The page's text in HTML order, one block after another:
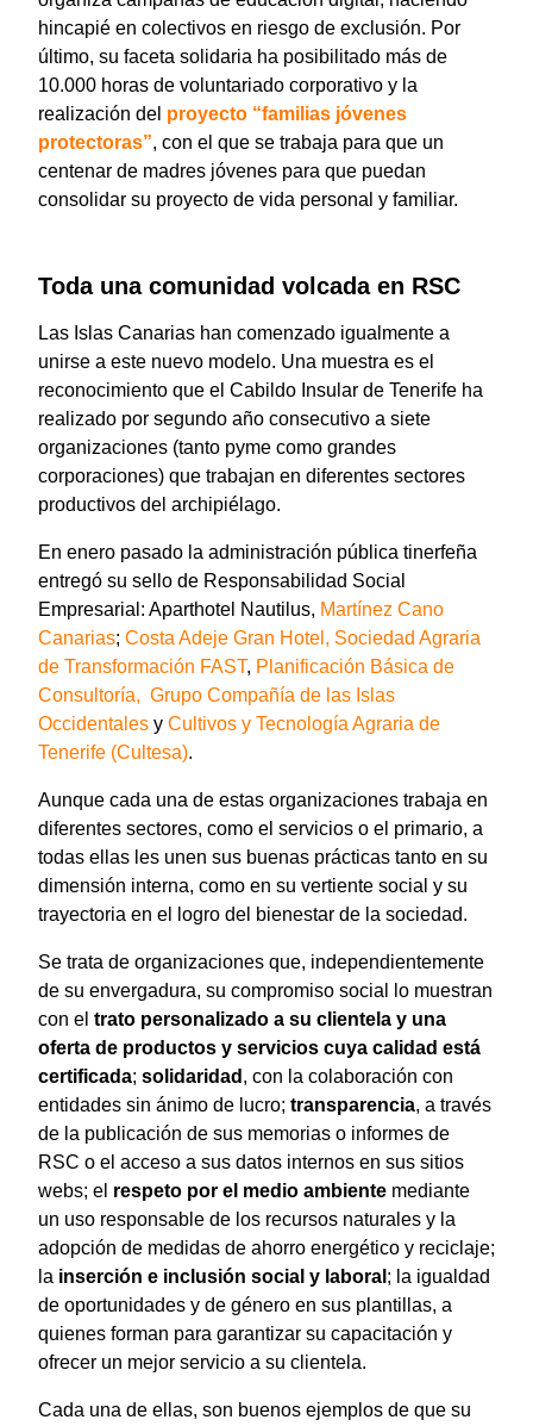
hincapié en colectivos en riesgo de exclusión. Por
último, su faceta solidaria ha posibilitado más de
10.000 horas de voluntariado corporativo y la
realización del proyecto “familias jóvenes
protectoras”, con el que se trabaja para que un
centenar de madres jóvenes para que puedan
consolidar su proyecto de vida personal y familiar.
Toda una comunidad volcada en RSC
Las Islas Canarias han comenzado igualmente a
unirse a este nuevo modelo. Una muestra es el
reconocimiento que el Cabildo Insular de Tenerife ha
realizado por segundo año consecutivo a siete
organizaciones (tanto pyme como grandes
corporaciones) que trabajan en diferentes sectores
productivos del archipiélago.
En enero pasado la administración pública tinerfeña
entregó su sello de Responsabilidad Social
Empresarial: Aparthotel Nautilus, Martínez Cano
Canarias; Costa Adeje Gran Hotel, Sociedad Agraria
de Transformación FAST, Planificación Básica de
Consultoría, Grupo Compañía de las Islas
Occidentales y Cultivos y Tecnología Agraria de
Tenerife (Cultesa).
Aunque cada una de estas organizaciones trabaja en
diferentes sectores, como el servicios o el primario, a
todas ellas les unen sus buenas prácticas tanto en su
dimensión interna, como en su vertiente social y su
trayectoria en el logro del bienestar de la sociedad.
Se trata de organizaciones que, independientemente
de su envergadura, su compromiso social lo muestran
con el trato personalizado a su clientela y una
oferta de productos y servicios cuya calidad está
certificada; solidaridad , con la colaboración con
entidades sin ánimo de lucro; transparencia, a través
de la publicación de sus memorias o informes de
RSC o el acceso a sus datos internos en sus sitios
webs; el respeto por el medio ambiente mediante
un uso responsable de los recursos naturales y la
adopción de medidas de ahorro energético y reciclaje;
la inserción e inclusión social y laboral ; la igualdad
de oportunidades y de género en sus plantillas, a
quienes forman para garantizar su capacitación y
ofrecer un mejor servicio a su clientela.
Cada una de ellas, son buenos ejemplos de que su